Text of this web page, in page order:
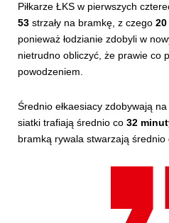
Piłkarze ŁKS w pierwszych
53 strzały na bramkę, z czego 20
ponieważ łodzianie zdobyli w
nietrudno obliczyć, że prawie co
powodzeniem.
Średnio ełkaesiacy zdobywają
siatki trafiają średnio co 32
bramką rywala stwarzają średnio